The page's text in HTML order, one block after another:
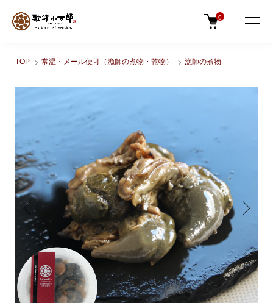
0
TOP 常温・メール便可（漁師の煮物・乾物） 漁師の煮物